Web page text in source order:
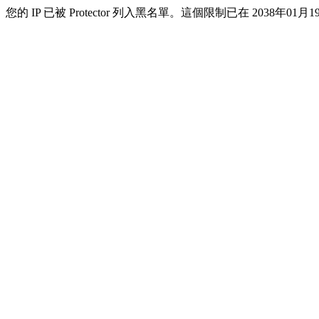
您的 IP 已被 Protector 列入黑名單。這個限制已在 2038年01月